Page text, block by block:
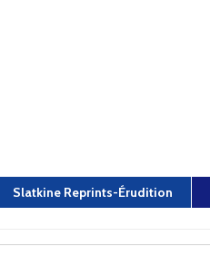
Slatkine Reprints-Érudition